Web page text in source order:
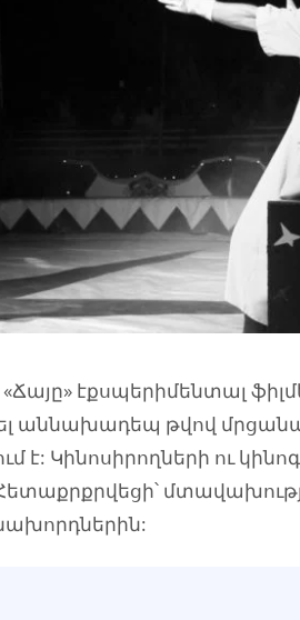
էքսպերիմենտալ
աննախադեպ թվով
է: Կինոսիրողների ու